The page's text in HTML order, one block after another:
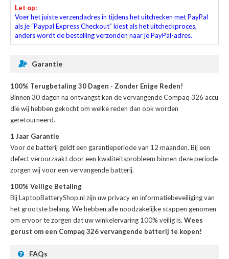
Let op:
Voer het juiste verzendadres in tijdens het uitchecken met PayPal
als je “Paypal Express Checkout” kiest als het uitcheckproces,
anders wordt de bestelling verzonden naar je PayPal-adres.
Garantie
100% Terugbetaling 30 Dagen - Zonder Enige Reden!
Binnen 30 dagen na ontvangst kan devervangende Compaq 326 accu
die wij hebben gekocht om welke reden dan ook worden
geretourneerd.
1 Jaar Garantie
Voor debatterij geldt een garantieperiode van 12 maanden. Bij een
defect veroorzaakt door een kwaliteitsprobleem binnen deze periode
zorgen wij voor een vervangende batterij.
100% Veilige Betaling
Bij LaptopBatteryShop.nl zijn uw privacy en informatiebeveiliging van
het grootste belang. We hebben alle noodzakelijke stappen genomen
om ervoor te zorgen dat uw winkelervaring 100% veilig is. Wees
gerust om een Compaq 326 vervangende batterij te kopen!
FAQs